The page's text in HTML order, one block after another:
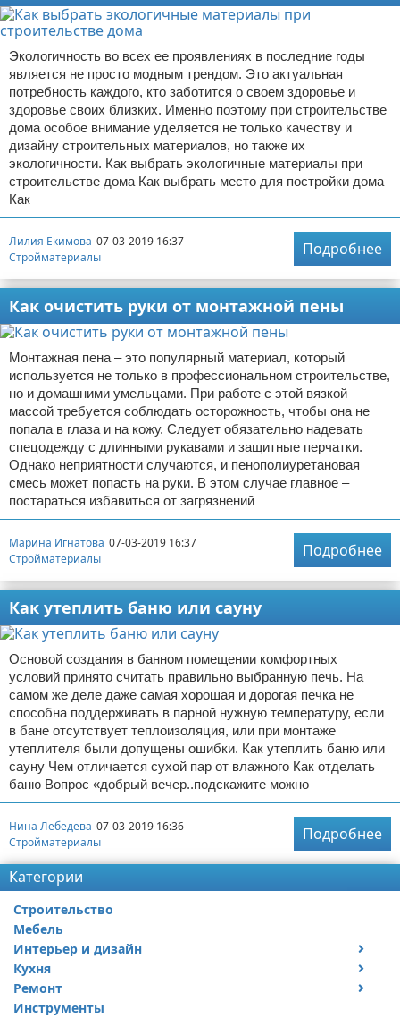
Экологичность во всех ее проявлениях в последние годы
является не просто модным трендом. Это актуальная
потребность каждого, кто заботится о своем здоровье и
здоровье своих близких. Именно поэтому при строительстве
дома особое внимание уделяется не только качеству и
дизайну строительных материалов, но также их
экологичности. Как выбрать экологичные материалы при
строительстве дома Как выбрать место для постройки дома
Как
Лилия Екимова 07-03-2019 16:37
Стройматериалы
Подробнее
Как очистить руки от монтажной пены
Монтажная пена – это популярный материал, который
используется не только в профессиональном строительстве,
но и домашними умельцами. При работе с этой вязкой
массой требуется соблюдать осторожность, чтобы она не
попала в глаза и на кожу. Следует обязательно надевать
спецодежду с длинными рукавами и защитные перчатки.
Однако неприятности случаются, и пенополиуретановая
смесь может попасть на руки. В этом случае главное –
постараться избавиться от загрязнений
Марина Игнатова 07-03-2019 16:37
Стройматериалы
Подробнее
Как утеплить баню или сауну
Основой создания в банном помещении комфортных
условий принято считать правильно выбранную печь. На
самом же деле даже самая хорошая и дорогая печка не
способна поддерживать в парной нужную температуру, если
в бане отсутствует теплоизоляция, или при монтаже
утеплителя были допущены ошибки. Как утеплить баню или
сауну Чем отличается сухой пар от влажного Как отделать
баню Вопрос «добрый вечер..подскажите можно
Нина Лебедева 07-03-2019 16:36
Стройматериалы
Подробнее
Категории
Строительство
Мебель
Интерьер и дизайн
Дизайн дачи
Дизайн квартиры
Кухня
Посуда
Ремонт
Ремонт дачи
Инструменты